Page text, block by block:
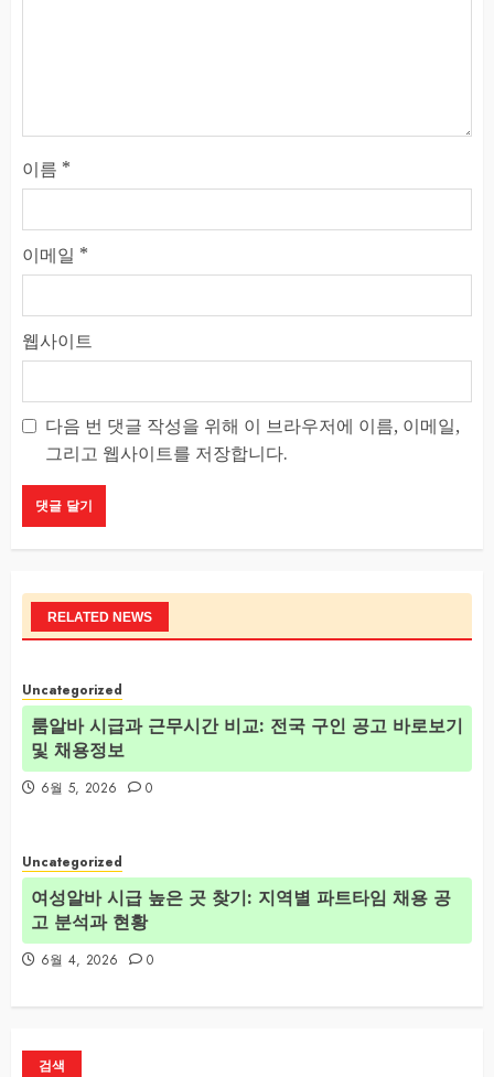
이름 *
이메일 *
웹사이트
다음 번 댓글 작성을 위해 이 브라우저에 이름, 이메일,
그리고 웹사이트를 저장합니다.
RELATED NEWS
Uncategorized
룸알바 시급과 근무시간 비교: 전국 구인 공고 바로보기
및 채용정보
6월 5, 2026 0
Uncategorized
여성알바 시급 높은 곳 찾기: 지역별 파트타임 채용 공
고 분석과 현황
6월 4, 2026 0
검색